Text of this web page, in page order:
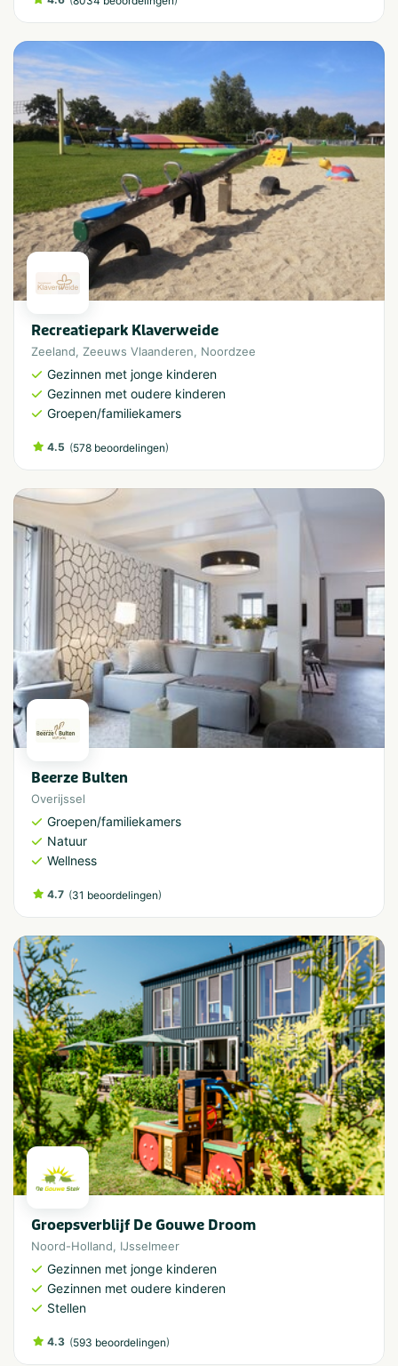
Recreatiepark Klaverweide
Zeeland, Zeeuws Vlaanderen, Noordzee
Gezinnen met jonge kinderen
Gezinnen met oudere kinderen
Groepen/familiekamers
4.5 (578 beoordelingen)
Beerze Bulten
Overijssel
Groepen/familiekamers
Natuur
Wellness
4.7 (31 beoordelingen)
Groepsverblijf De Gouwe Droom
Noord-Holland, IJsselmeer
Gezinnen met jonge kinderen
Gezinnen met oudere kinderen
Stellen
4.3 (593 beoordelingen)